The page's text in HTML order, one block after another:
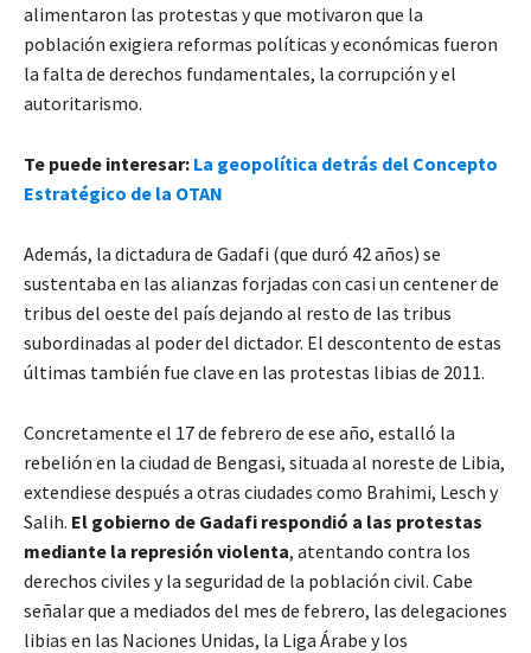
alimentaron las protestas y que motivaron que la
población exigiera reformas políticas y económicas fueron
la falta de derechos fundamentales, la corrupción y el
autoritarismo.
Te puede interesar: La geopolítica detrás del Concepto
Estratégico de la OTAN
Además, la dictadura de Gadafi (que duró 42 años) se
sustentaba en las alianzas forjadas con casi un centener de
tribus del oeste del país dejando al resto de las tribus
subordinadas al poder del dictador. El descontento de estas
últimas también fue clave en las protestas libias de 2011.
Concretamente el 17 de febrero de ese año, estalló la
rebelión en la ciudad de Bengasi, situada al noreste de Libia,
extendiese después a otras ciudades como Brahimi, Lesch y
Salih. El gobierno de Gadafi respondió a las protestas
mediante la represión violenta, atentando contra los
derechos civiles y la seguridad de la población civil. Cabe
señalar que a mediados del mes de febrero, las delegaciones
libias en las Naciones Unidas, la Liga Árabe y los